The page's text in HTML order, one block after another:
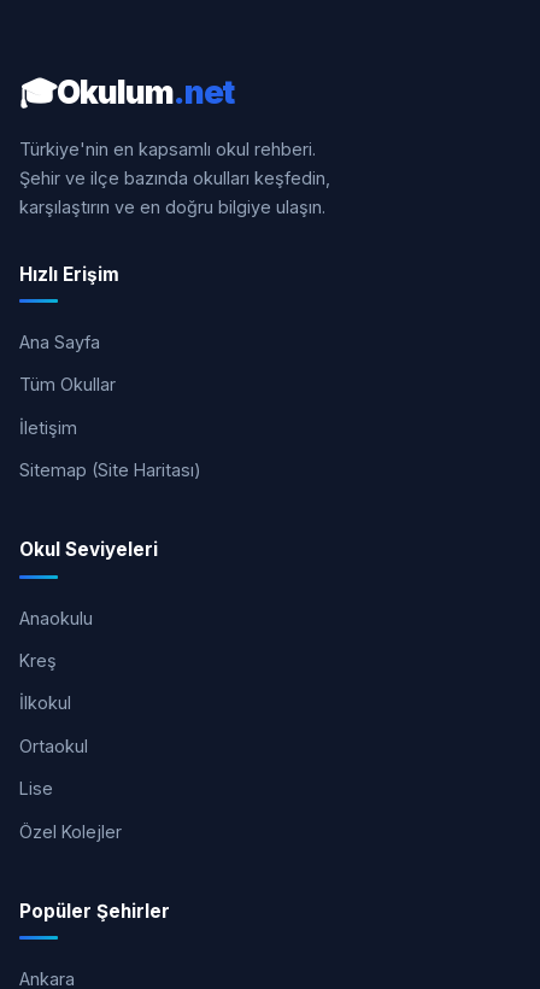
🎓Okulum.net
Türkiye'nin en kapsamlı okul rehberi.
Şehir ve ilçe bazında okulları keşfedin,
karşılaştırın ve en doğru bilgiye ulaşın.
Hızlı Erişim
Ana Sayfa
Tüm Okullar
İletişim
Sitemap (Site Haritası)
Okul Seviyeleri
Anaokulu
Kreş
İlkokul
Ortaokul
Lise
Özel Kolejler
Popüler Şehirler
Ankara